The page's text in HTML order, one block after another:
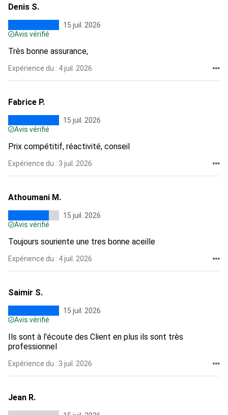
Denis S.
15 juil. 2026
Avis vérifié
Très bonne assurance,
Expérience du : 4 juil. 2026
Fabrice P.
15 juil. 2026
Avis vérifié
Prix compétitif, réactivité, conseil
Expérience du : 3 juil. 2026
Athoumani M.
15 juil. 2026
Avis vérifié
Toujours souriente une tres bonne aceille
Expérience du : 4 juil. 2026
Saimir S.
15 juil. 2026
Avis vérifié
Ils sont à l'écoute des Client en plus ils sont très
professionnel
Expérience du : 3 juil. 2026
Jean R.